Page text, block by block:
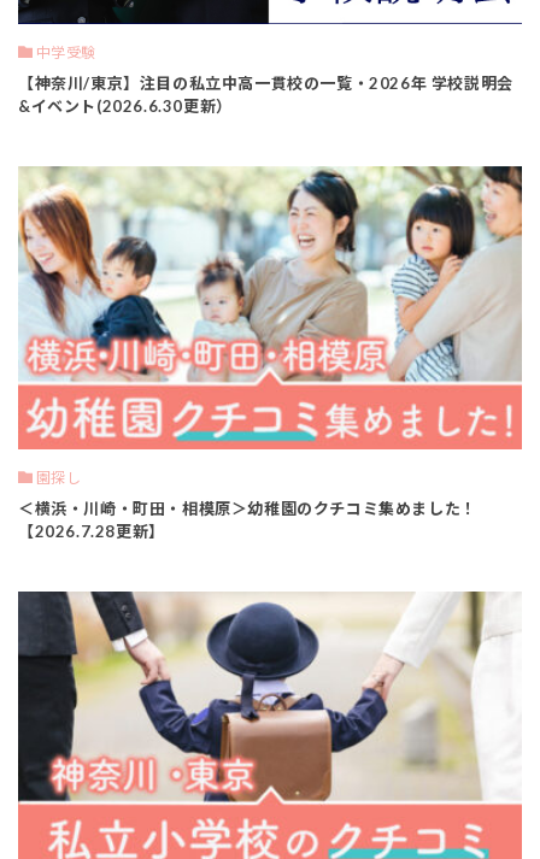
中学受験
【神奈川/東京】注目の私立中高一貫校の一覧・2026年 学校説明会
&イベント(2026.6.30更新）
園探し
＜横浜・川崎・町田・相模原＞幼稚園のクチコミ集めました！
【2026.7.28更新】